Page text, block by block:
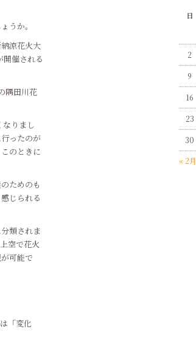
うか。
涼花火大
催される
隅田川花
なりまし
ったのが
のときに
ためのも
じられる
類されま
空で花火
可能で
「変化
日
« 2月
2
9
16
23
30